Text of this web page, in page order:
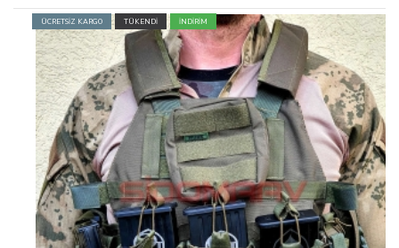
ÜCRETSİZ KARGO TÜKENDİ İNDİRİM